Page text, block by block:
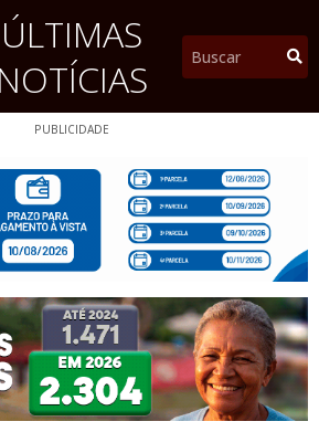
ÚLTIMAS
NOTÍCIAS
Pesquisar
PUBLICIDADE